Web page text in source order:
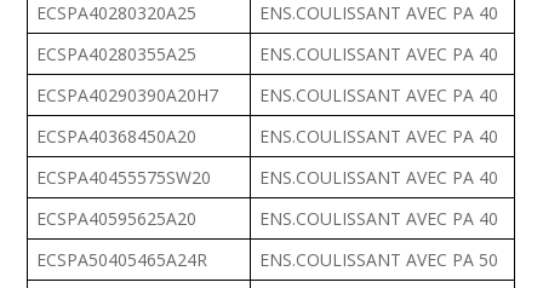
ECSPA40280320A25
ENS.COULISSANT AVEC PA 40
ECSPA40280355A25
ENS.COULISSANT AVEC PA 40
ECSPA40290390A20H7
ENS.COULISSANT AVEC PA 40
ECSPA40368450A20
ENS.COULISSANT AVEC PA 40
ECSPA40455575SW20
ENS.COULISSANT AVEC PA 40
ECSPA40595625A20
ENS.COULISSANT AVEC PA 40
ECSPA50405465A24R
ENS.COULISSANT AVEC PA 50